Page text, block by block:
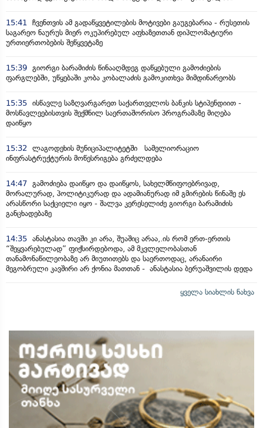
15:41 ჩვენთვის ამ გადაწყვეტილების მოტივები გაუგებარია - რუსეთის
საგარეო ნაურუს მიერ ოკუპირებულ აფხაზეთთან დიპლომატიური
ურთიერთობების შეწყვეტაზე
15:39 გიორგი ბარამიძის წინააღმდეგ დაწყებული გამოძიების
ფარგლებში, უწყებაში კობა კობალაძის გამოკითხვა მიმდინარეობს
15:35 ისწავლე საზღვარგარეთ საქართველოს ბანკის სტიპენდიით -
მოსწავლეებისთვის შექმნილ საერთაშორისო პროგრამაზე მიღება
დაიწყო
15:32 ლაგოდეხის მუნიციპალიტეტში სამელიორაციო
ინფრასტრუქტურის მოწესრიგება გრძელდება
14:47 გამოძიება დაიწყო და დაიწყოს, სახელმწიფოებრივად,
მორალურად, პოლიტიკურად და ადამიანურად იმ გმირების წინაშე ეს
არასწორი საქციელი იყო - შალვა კერესელიძე გიორგი ბარამიძის
განცხადებაზე
14:35 ანასტასია თავში კი არა, შუაშიც არაა,.ის რომ ერთ-ერთის
“შეყვარებულად” ფიქსირდებოდა, ამ მკვლელობასთან
თანამონაწილეობაზე არ მიუთითებს და საერთოდაც, არანაირი
მეგობრული კავშირი არ ქონია მათთან - ანასტასია ბერუაშვილის დედა
ყველა სიახლის ნახვა